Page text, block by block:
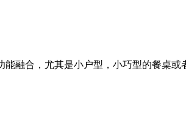
融合，尤其是小户型，小巧型的餐桌